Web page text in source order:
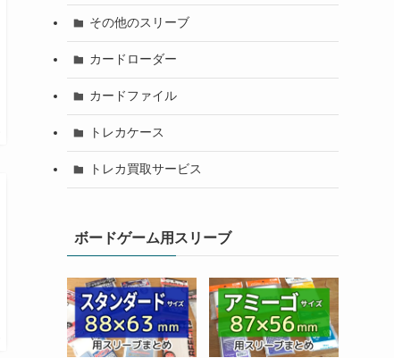
その他のスリーブ
カードローダー
カードファイル
トレカケース
トレカ買取サービス
ボードゲーム用スリーブ